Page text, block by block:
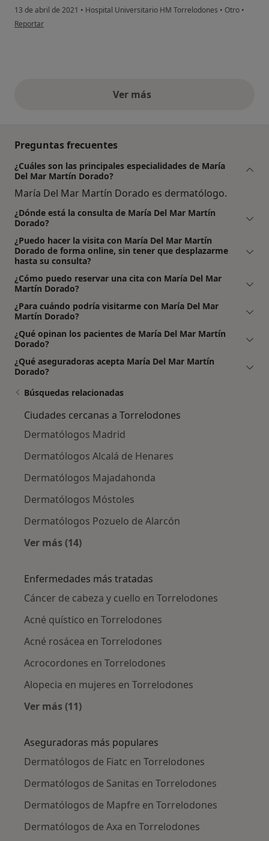
13 de abril de 2021 • Hospital Universitario HM Torrelodones • Otro •
en opinión del usuario MGB
Reportar
Ver másopiniones anteriores
Preguntas frecuentes
¿Cuáles son las principales especialidades de María
Del Mar Martín Dorado?
María Del Mar Martín Dorado es dermatólogo.
¿Dónde está la consulta de María Del Mar Martín
Dorado?
¿Puedo hacer la visita con María Del Mar Martín
Dorado de forma online, sin tener que desplazarme
hasta su consulta?
¿Cómo puedo reservar una cita con María Del Mar
Martín Dorado?
¿Para cuándo podría visitarme con María Del Mar
Martín Dorado?
¿Qué opinan los pacientes de María Del Mar Martín
Dorado?
¿Qué aseguradoras acepta María Del Mar Martín
Dorado?
Búsquedas relacionadas
Ciudades cercanas a Torrelodones
Dermatólogos Madrid
Dermatólogos Alcalá de Henares
Dermatólogos Majadahonda
Dermatólogos Móstoles
Dermatólogos Pozuelo de Alarcón
Ver más (14)
Enfermedades más tratadas
Cáncer de cabeza y cuello en Torrelodones
Acné quístico en Torrelodones
Acné rosácea en Torrelodones
Acrocordones en Torrelodones
Alopecia en mujeres en Torrelodones
Ver más (11)
Aseguradoras más populares
Dermatólogos de Fiatc en Torrelodones
Dermatólogos de Sanitas en Torrelodones
Dermatólogos de Mapfre en Torrelodones
Dermatólogos de Axa en Torrelodones